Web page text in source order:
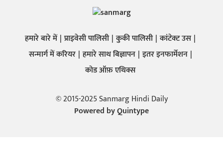
हमारे बारे में प्राइवेसी पालिसी कुकी पालिसी कांटेक्ट उस
सन्मार्ग में करियर हमारे साथ बिज्ञापन इतर इनफार्मेशन
कोड ऑफ़ एथिक्स
© 2015-2025 Sanmarg Hindi Daily
Powered byQuintype